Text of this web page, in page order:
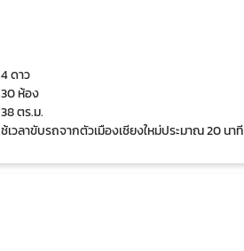
4 ดาว
30 ห้อง
38 ตร.ม.
ช้เวลาขับรถจากตัวเมืองเชียงใหม่ประมาณ 20 นาที